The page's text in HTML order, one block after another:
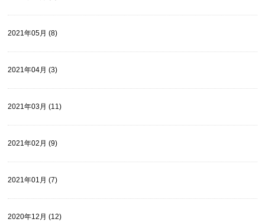
2021年05月 (8)
2021年04月 (3)
2021年03月 (11)
2021年02月 (9)
2021年01月 (7)
2020年12月 (12)